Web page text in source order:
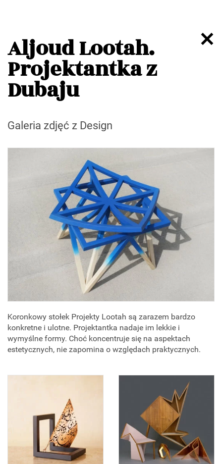
Aljoud Lootah.
Projektantka z
Dubaju
Galeria zdjęć z Design
Koronkowy stołek Projekty Lootah są zarazem bardzo
konkretne i ulotne. Projektantka nadaje im lekkie i
wymyślne formy. Choć koncentruje się na aspektach
estetycznych, nie zapomina o względach praktycznych.